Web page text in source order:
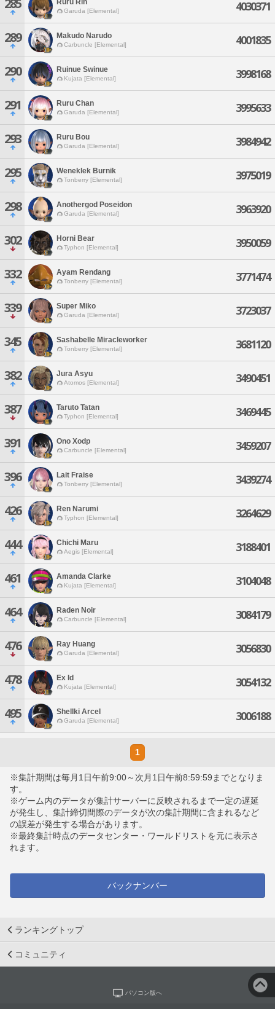
285 Ruru Rin
Garuda [Elemental] 4030371
289 Makudo Narudo
Carbuncle [Elemental] 4001835
290 Ruinue Swinue
Kujata [Elemental] 3998168
291 Ruru Chan
Garuda [Elemental] 3995633
293 Ruru Bou
Garuda [Elemental] 3984942
295 Weneklek Burnik
Tonberry [Elemental] 3975019
298 Anothergod Poseidon
Garuda [Elemental] 3963920
302 Horni Bear
Typhon [Elemental] 3950059
332 Ayam Rendang
Tonberry [Elemental] 3771474
339 Super Miko
Garuda [Elemental] 3723037
345 Sashabelle Miracleworker
Tonberry [Elemental] 3681120
382 Jura Asyu
Atomos [Elemental] 3490451
387 Taruto Tatan
Typhon [Elemental] 3469445
391 Ono Xodp
Carbuncle [Elemental] 3459207
396 Lait Fraise
Tonberry [Elemental] 3439274
426 Ren Narumi
Typhon [Elemental] 3264629
444 Chichi Maru
Aegis [Elemental] 3188401
461 Amanda Clarke
Kujata [Elemental] 3104048
464 Raden Noir
Carbuncle [Elemental] 3084179
476 Ray Huang
Garuda [Elemental] 3056830
478 Ex Id
Kujata [Elemental] 3054132
495 Shellki Arcel
Garuda [Elemental] 3006188
1
※集計期間は毎月1日午前9:00～次月1日午前8:59:59までとなりま
す。
※ゲーム内のデータが集計サーバーに反映されるまで一定の遅延
が発生し、集計締切間際のデータが次の集計期間に含まれるなど
の誤差が発生する場合があります。
※最終集計時点のデータセンター・ワールドリストを元に表示さ
れます。
バックナンバー
ランキングトップ
コミュニティ
パソコン版へ